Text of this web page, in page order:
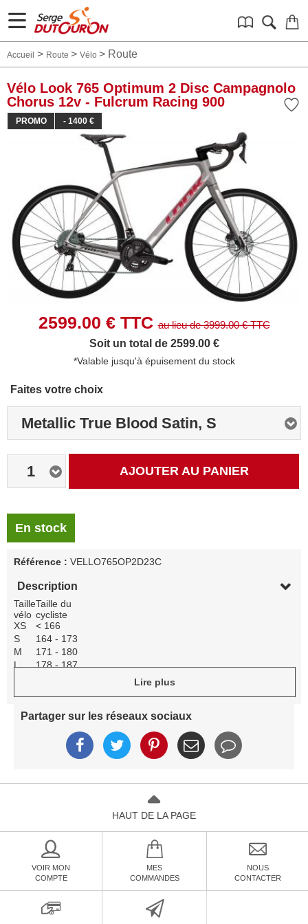
Accueil > Route > Vélo > Route
Vélo Look 765 Optimum 2 Disc Campagnolo
Chorus 12v - Fulcrum Racing 900
PROMO - 1400 €
2599.00 € TTCau lieu de3999.00€ TTC
Soit un total de 2599.00 €
*Valable jusqu'à épuisement du stock
Faites votre choix
Metallic True Blood Satin, S
1 AJOUTER AU PANIER
En stock
Référence : VELLO765OP2D23C
Description
Taille
vélo
Taille du
cycliste
XS
< 166
S
164 - 173
M
171 - 180
L
178 - 187
Lire plus
Partager sur les réseaux sociaux
HAUT DE LA PAGE
VOIR MON
COMPTE
MES
COMMANDES
NOUS
CONTACTER